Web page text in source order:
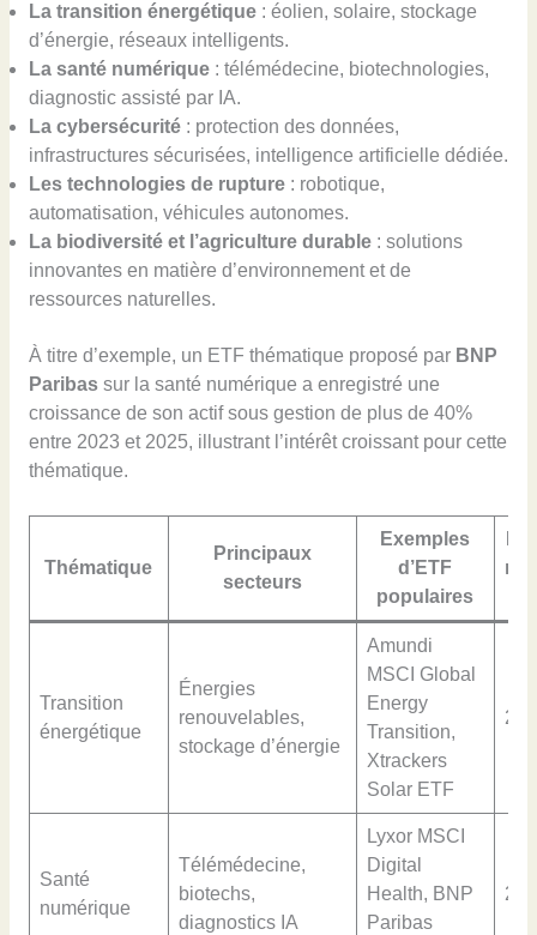
La transition énergétique: éolien, solaire, stockage
d’énergie, réseaux intelligents.
La santé numérique: télémédecine, biotechnologies,
diagnostic assisté par IA.
La cybersécurité: protection des données,
infrastructures sécurisées, intelligence artificielle dédiée.
Les technologies de rupture: robotique,
automatisation, véhicules autonomes.
La biodiversité et l’agriculture durable: solutions
innovantes en matière d’environnement et de
ressources naturelles.
À titre d’exemple, un ETF thématique proposé par BNP
Paribassur la santé numérique a enregistré une
croissance de son actif sous gestion de plus de 40%
entre 2023 et 2025, illustrant l’intérêt croissant pour cette
thématique.
Thématique
Principaux
secteurs
Exemples
d’ETF
populaires
Transition
énergétique
Énergies
renouvelables,
stockage d’énergie
Amundi
MSCI Global
Energy
Transition,
Xtrackers
Solar ETF
Santé
numérique
Télémédecine,
biotechs,
diagnostics IA
Lyxor MSCI
Digital
Health, BNP
Paribas